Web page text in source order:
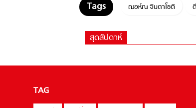
ฌอห์ณ จินดาโชติ
สุดสัปดาห์
TAG